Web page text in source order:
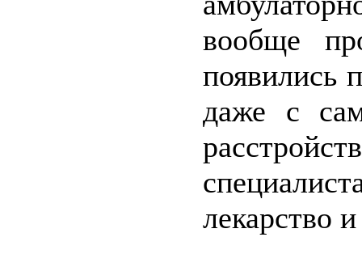
вообще
появились
даже с
лекарство